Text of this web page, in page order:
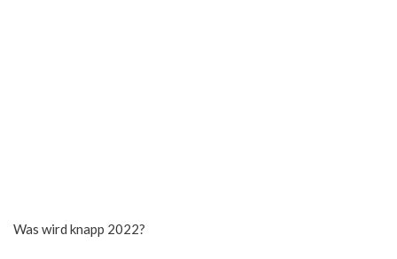
Was wird knapp 2022?